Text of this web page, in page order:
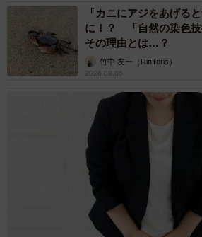
「カニにアジをあげる
に！？ 「自然の染色
その理由とは…？
竹中 友一（RinToris）
2026.08.06